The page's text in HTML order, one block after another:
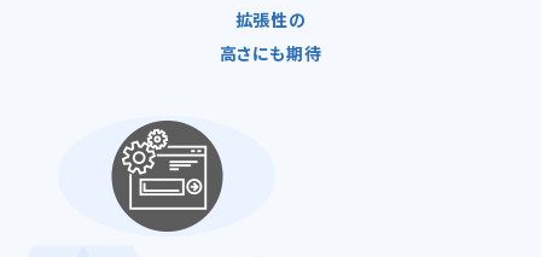
拡張性の
高さにも期待